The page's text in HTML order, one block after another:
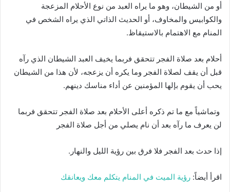
أو من الشيطان، وهو ما يراه العبد من نوع الأحلام المزعجة
والكوابيس والمخاوف، أو الحديث الذاتي الذي يراه الشخص في
المنام مع الاهتمام بالاستيقاظ.
أحلام بعد صلاة الفجر تتحقق فربما يخيف العبد الشيطان الذي رآه
قبل أن يقف لصلاة الفجر وما يكره أن يزعجه، لأن هذا من الشيطان
يحب أن يقوم بإلها المؤمنين عن أداء مناسك دينهم.
وتماشياً مع ما تم ذكره أعلى الأحلام بعد صلاة الفجر تتحقق فربما
لن يعرف ما رآه بعد أن نام يصلي من أجل صلاة الفجر
إذا حدث بعد الفجر فلا فرق بين رؤية الليل والنهار.
اقرأ أيضاً: رؤية الميت في المنام يتكلم معك ويعانقك